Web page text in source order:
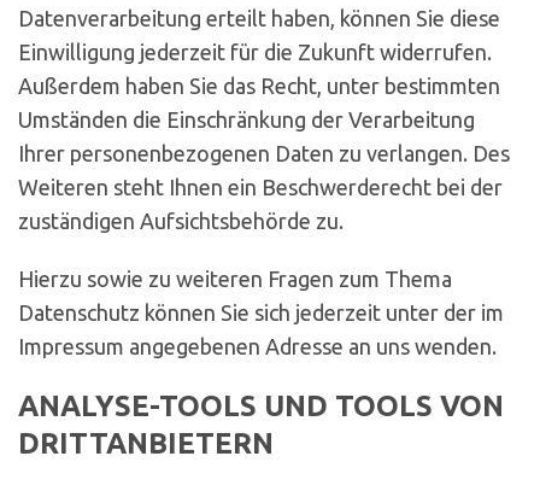
Datenverarbeitung erteilt haben, können Sie diese
Einwilligung jederzeit für die Zukunft widerrufen.
Außerdem haben Sie das Recht, unter bestimmten
Umständen die Einschränkung der Verarbeitung
Ihrer personenbezogenen Daten zu verlangen. Des
Weiteren steht Ihnen ein Beschwerderecht bei der
zuständigen Aufsichtsbehörde zu.
Hierzu sowie zu weiteren Fragen zum Thema
Datenschutz können Sie sich jederzeit unter der im
Impressum angegebenen Adresse an uns wenden.
ANALYSE-TOOLS UND TOOLS VON
DRITTANBIETERN